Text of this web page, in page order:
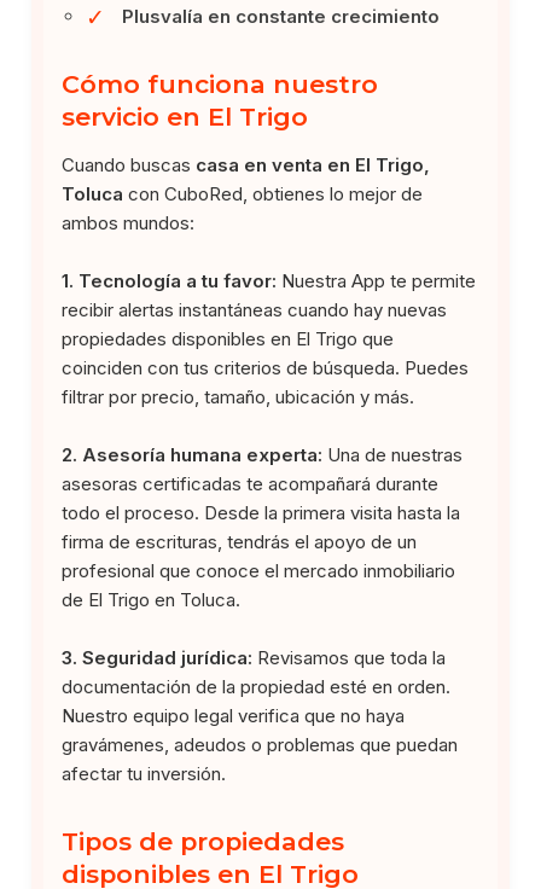
✓ Plusvalía en constante crecimiento
Cómo funciona nuestro
servicio en El Trigo
Cuando buscas casa en venta en El Trigo,
Toluca con CuboRed, obtienes lo mejor de
ambos mundos:
1. Tecnología a tu favor: Nuestra App te permite
recibir alertas instantáneas cuando hay nuevas
propiedades disponibles en El Trigo que
coinciden con tus criterios de búsqueda. Puedes
filtrar por precio, tamaño, ubicación y más.
2. Asesoría humana experta: Una de nuestras
asesoras certificadas te acompañará durante
todo el proceso. Desde la primera visita hasta la
firma de escrituras, tendrás el apoyo de un
profesional que conoce el mercado inmobiliario
de El Trigo en Toluca.
3. Seguridad jurídica: Revisamos que toda la
documentación de la propiedad esté en orden.
Nuestro equipo legal verifica que no haya
gravámenes, adeudos o problemas que puedan
afectar tu inversión.
Tipos de propiedades
disponibles en El Trigo